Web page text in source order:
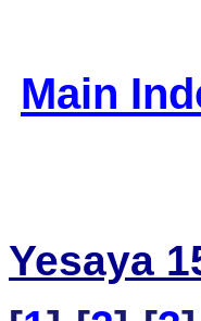
Main
Yesaya